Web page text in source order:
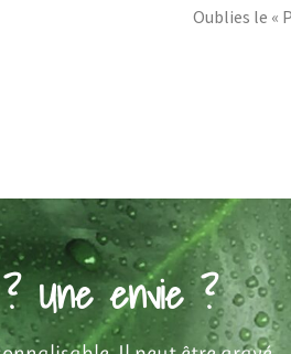
Oublies le «
Une envie ?